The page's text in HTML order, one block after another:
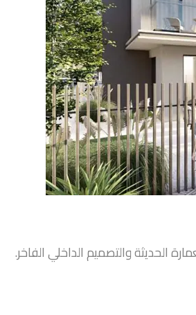
الحديثة والتصميم الداخلي الفاخر.